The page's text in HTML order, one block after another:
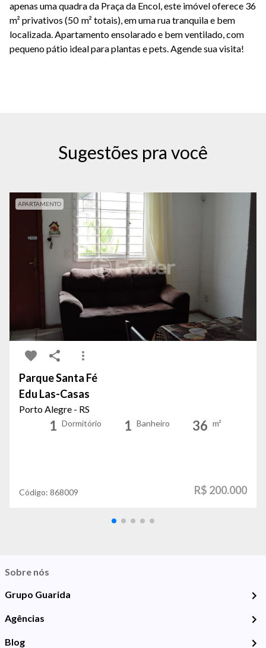
apenas uma quadra da Praça da Encol, este imóvel oferece 36
m² privativos (50 m² totais), em uma rua tranquila e bem
localizada. Apartamento ensolarado e bem ventilado, com
pequeno pátio ideal para plantas e pets. Agende sua visita!
Sugestões pra você
APARTAMENTO
Parque Santa Fé
Edu Las-Casas
Porto Alegre - RS
1 Dormitório 1 Banheiro 36 m²
Código: 868009 R$ 200.000
Sobre nós
Grupo Guarida
Agências
Blog